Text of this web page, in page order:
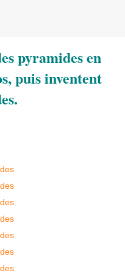
pyramides en
puis inventent